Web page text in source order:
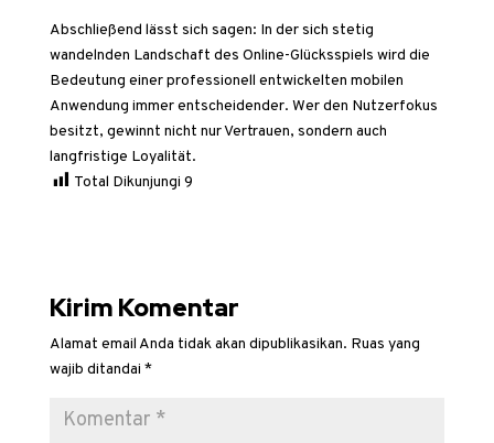
Abschließend lässt sich sagen: In der sich stetig
wandelnden Landschaft des Online-Glücksspiels wird die
Bedeutung einer professionell entwickelten mobilen
Anwendung immer entscheidender. Wer den Nutzerfokus
besitzt, gewinnt nicht nur Vertrauen, sondern auch
langfristige Loyalität.
Total Dikunjungi 9
Kirim Komentar
Alamat email Anda tidak akan dipublikasikan. Ruas yang
wajib ditandai *